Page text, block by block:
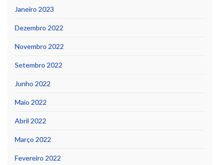
Janeiro 2023
Dezembro 2022
Novembro 2022
Setembro 2022
Junho 2022
Maio 2022
Abril 2022
Março 2022
Fevereiro 2022